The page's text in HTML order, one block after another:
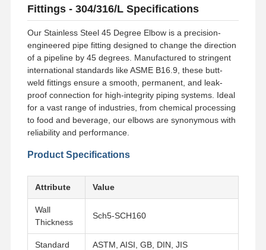
Fittings - 304/316/L Specifications
Our Stainless Steel 45 Degree Elbow is a precision-
engineered pipe fitting designed to change the direction
of a pipeline by 45 degrees. Manufactured to stringent
international standards like ASME B16.9, these butt-
weld fittings ensure a smooth, permanent, and leak-
proof connection for high-integrity piping systems. Ideal
for a vast range of industries, from chemical processing
to food and beverage, our elbows are synonymous with
reliability and performance.
Product Specifications
Attribute Value
Wall
Thickness
Sch5-SCH160
Standard ASTM, AISI, GB, DIN, JIS